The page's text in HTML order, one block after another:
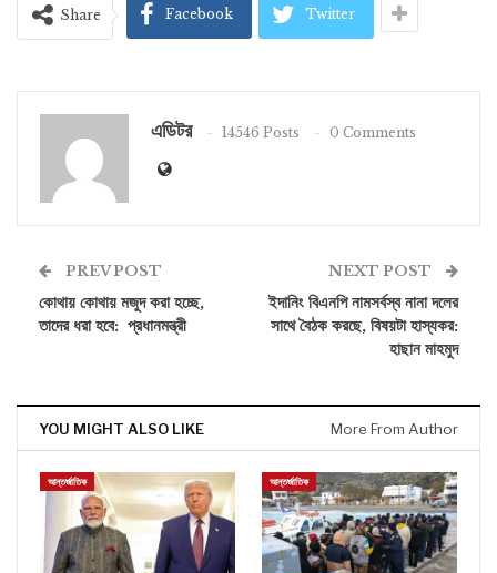
Share Facebook Twitter
এডিটর 14546 Posts 0 Comments
PREV POST
কোথায় কোথায় মজুদ করা হচ্ছে,
তাদের ধরা হবে: প্রধানমন্ত্রী
NEXT POST
ইদানিং বিএনপি নামসর্বস্ব নানা দলের
সাথে বৈঠক করছে, বিষয়টা হাস্যকর:
হাছান মাহমুদ
YOU MIGHT ALSO LIKE More From Author
আন্তর্জাতিক আন্তর্জাতিক